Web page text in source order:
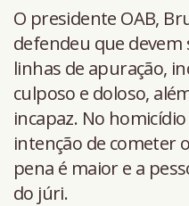
O presidente OAB,
defendeu que devem
linhas de apuração,
culposo e doloso,
incapaz. No
intenção de cometer
pena é maior e a
do júri.